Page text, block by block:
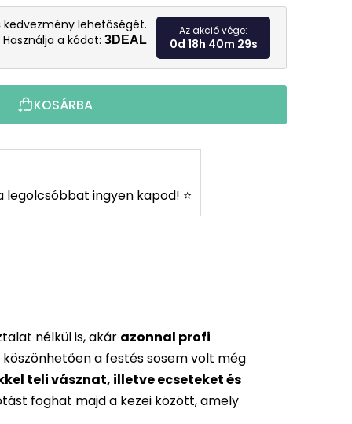
Egységár:
kedvezmény lehetőségét.
Használja a kódot: 3DEAL
Az akció vége:
0d 18h 40m 28s
KOSÁRBA
legolcsóbbat ingyen kapod! ⭐
nélkül is, akár azonnal profi
a festés sosem volt még
teli vásznat, illetve ecseteket és
foghat majd a kezei között, amely